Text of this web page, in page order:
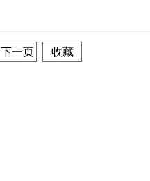
下一页 收藏